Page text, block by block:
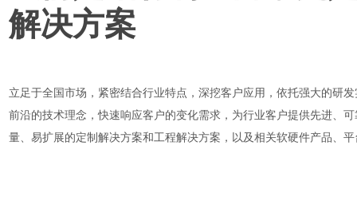
解决方案
立足于全国市场，紧密结合行业特点，深挖客户应用，依托强大的研
前沿的技术理念，快速响应客户的变化需求，为行业客户提供先进、
量、易扩展的定制解决方案和工程解决方案，以及相关软硬件产品、